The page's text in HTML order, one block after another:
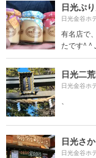
日光ぷ
日光金谷ホ
有名店で
たです^ ^
日光二
日光金谷ホ
日光さ
日光金谷ホ